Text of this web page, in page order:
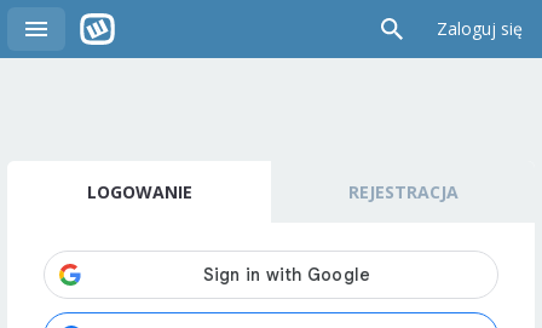
Zaloguj się
LOGOWANIE REJESTRACJA